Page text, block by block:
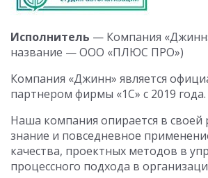
Исполнитель — Компания
название — ООО «ПЛЮС ПРО»)
Компания «Джинн» является
партнером фирмы «1С» с 2019 года.
Наша компания опирается в своей
знание и повседневное
качества, проектных методов в
процессного подхода в